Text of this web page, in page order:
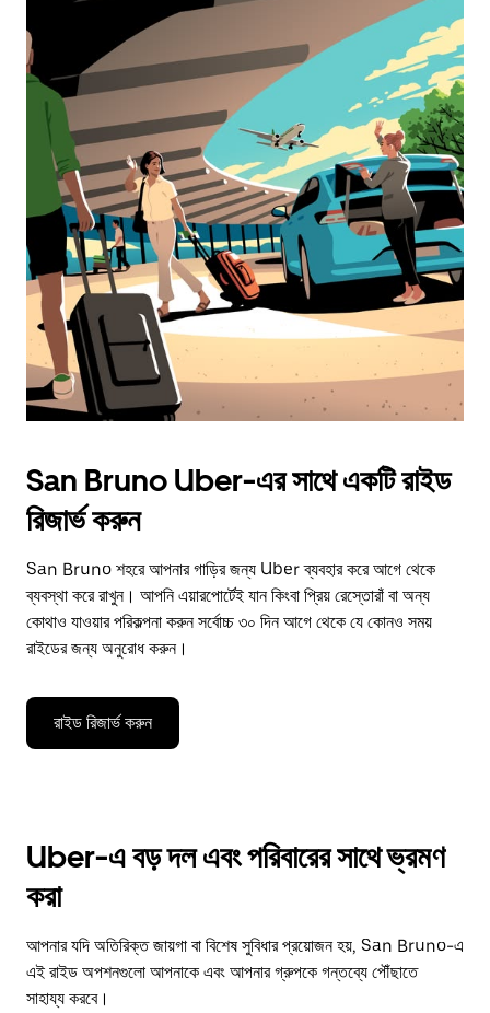
San Bruno Uber-এর সাথে একটি রাইড
রিজার্ভ করুন
San Bruno শহরে আপনার গাড়ির জন্য Uber ব্যবহার করে আগে থেকে
ব্যবস্থা করে রাখুন। আপনি এয়ারপোর্টেই যান কিংবা প্রিয় রেস্তোরাঁ বা অন্য
কোথাও যাওয়ার পরিকল্পনা করুন সর্বোচ্চ ৩০ দিন আগে থেকে যে কোনও সময়
রাইডের জন্য অনুরোধ করুন।
রাইড রিজার্ভ করুন
Uber-এ বড় দল এবং পরিবারের সাথে ভ্রমণ
করা
আপনার যদি অতিরিক্ত জায়গা বা বিশেষ সুবিধার প্রয়োজন হয়, San Bruno-এ
এই রাইড অপশনগুলো আপনাকে এবং আপনার গ্রুপকে গন্তব্যে পৌঁছাতে
সাহায্য করবে।